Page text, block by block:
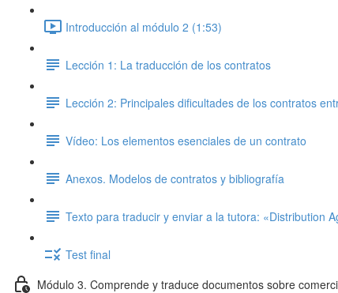
Introducción al módulo 2 (1:53)
Lección 1: La traducción de los contratos
Lección 2: Principales dificultades de los contratos
Vídeo: Los elementos esenciales de un contrato
Anexos. Modelos de contratos y bibliografía
Texto para traducir y enviar a la tutora: «Distribution
Test final
Módulo 3. Comprende y traduce documentos sobre